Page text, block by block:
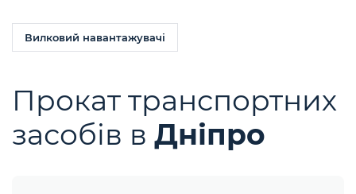
Вилковий навантажувачі
Прокат транспортних
засобів в Дніпро